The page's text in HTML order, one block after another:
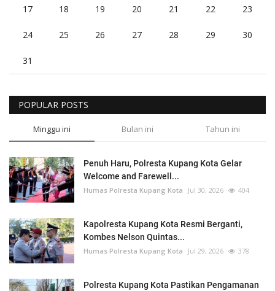
17 18 19 20 21 22 23
24 25 26 27 28 29 30
31
POPULAR POSTS
Minggu ini Bulan ini Tahun ini
Penuh Haru, Polresta Kupang Kota Gelar
Welcome and Farewell...
Humas Polresta Kupang Kota Jul 30, 2026 404
Kapolresta Kupang Kota Resmi Berganti,
Kombes Nelson Quintas...
Humas Polresta Kupang Kota Jul 29, 2026 378
Polresta Kupang Kota Pastikan Pengamanan